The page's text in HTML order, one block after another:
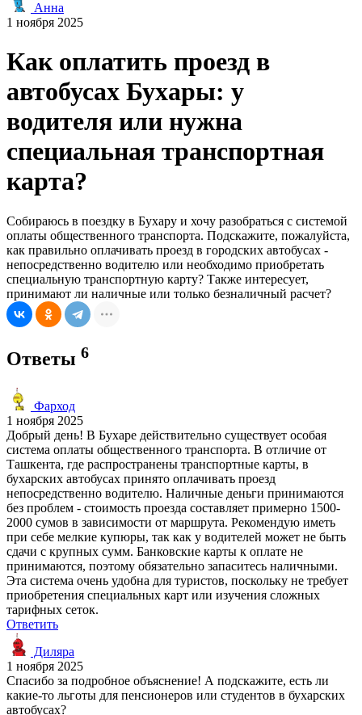
Анна
1 ноября 2025
Как оплатить проезд в
автобусах Бухары: у
водителя или нужна
специальная транспортная
карта?
Собираюсь в поездку в Бухару и хочу разобраться с системой
оплаты общественного транспорта. Подскажите, пожалуйста,
как правильно оплачивать проезд в городских автобусах -
непосредственно водителю или необходимо приобретать
специальную транспортную карту? Также интересует,
принимают ли наличные или только безналичный расчет?
Ответы 6
Фарход
1 ноября 2025
Добрый день! В Бухаре действительно существует особая
система оплаты общественного транспорта. В отличие от
Ташкента, где распространены транспортные карты, в
бухарских автобусах принято оплачивать проезд
непосредственно водителю. Наличные деньги принимаются
без проблем - стоимость проезда составляет примерно 1500-
2000 сумов в зависимости от маршрута. Рекомендую иметь
при себе мелкие купюры, так как у водителей может не быть
сдачи с крупных сумм. Банковские карты к оплате не
принимаются, поэтому обязательно запаситесь наличными.
Эта система очень удобна для туристов, поскольку не требует
приобретения специальных карт или изучения сложных
тарифных сеток.
Ответить
Диляра
1 ноября 2025
Спасибо за подробное объяснение! А подскажите, есть ли
какие-то льготы для пенсионеров или студентов в бухарских
автобусах?